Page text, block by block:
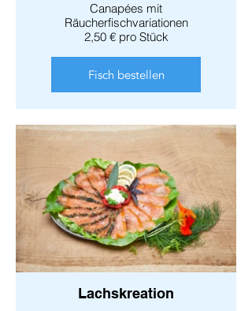
Canapées mit
Räucherfischvariationen
2,50 € pro Stück
Fisch bestellen
Lachskreation